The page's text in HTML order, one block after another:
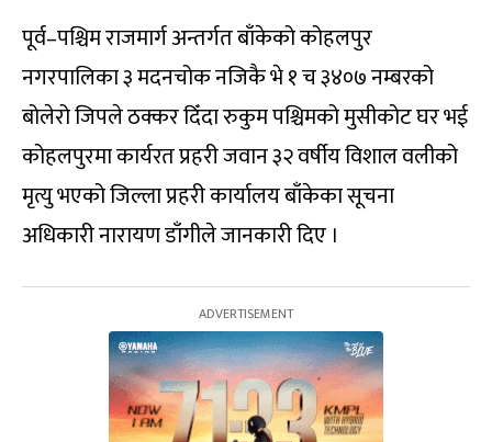
पूर्व–पश्चिम राजमार्ग अन्तर्गत बाँकेको कोहलपुर
नगरपालिका ३ मदनचोक नजिकै भे १ च ३४०७ नम्बरको
बोलेरो जिपले ठक्कर दिँदा रुकुम पश्चिमको मुसीकोट घर भई
कोहलपुरमा कार्यरत प्रहरी जवान ३२ वर्षीय विशाल वलीको
मृत्यु भएको जिल्ला प्रहरी कार्यालय बाँकेका सूचना
अधिकारी नारायण डाँगीले जानकारी दिए ।